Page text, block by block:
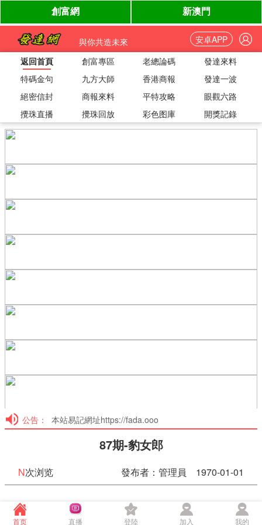
與你共造未來
安卓APP
返回首頁
創富專區 老總論碼
發達來料
特碼金句
九方大師 香港商報
發達一波
絕密信封
商報來料 平特攻略
眼觀六路
攪珠直播
攪珠回放 彩色图庫 開獎記錄
公告： 本站易記網址https://fada.ooo
87期-豹女郎
N次浏览 發布者：管理員 1970-01-01
87期-豹女郎
首页 直播 登陸 加入 我的